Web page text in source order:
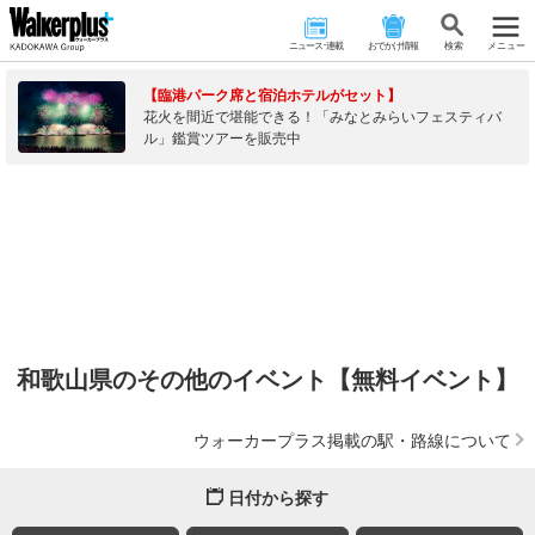
ニュース･連載 おでかけ情報 検 索 メニュー
【臨港パーク席と宿泊ホテルがセット】
花火を間近で堪能できる！「みなとみらいフェスティバ
ル」鑑賞ツアーを販売中
和歌山県のその他のイベント【無料イベント】
ウォーカープラス掲載の駅・路線について
日付から探す